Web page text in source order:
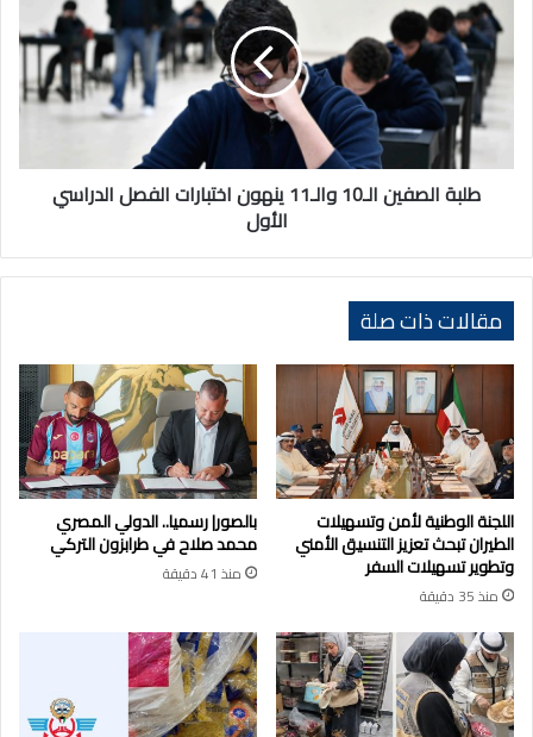
الـ10
والـ11
ينهون
اختبارات
الفصل
الدراسي
الأول
طلبة الصفين الـ10 والـ11 ينهون اختبارات الفصل الدراسي
الأول
مقالات ذات صلة
اللجنة الوطنية لأمن وتسهيلات
الطيران تبحث تعزيز التنسيق الأمني
وتطوير تسهيلات السفر
منذ 35 دقيقة
بالصور| رسميا.. الدولي المصري
محمد صلاح في طرابزون التركي
منذ 41 دقيقة